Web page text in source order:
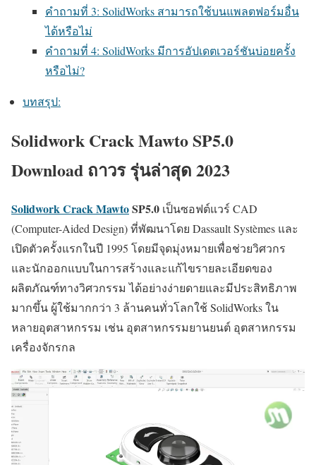
คำถามที่ 3: SolidWorks สามารถใช้บนแพลตฟอร์มอื่น
ได้หรือไม่
คำถามที่ 4: SolidWorks มีการอัปเดตเวอร์ชันบ่อยครั้ง
หรือไม่?
บทสรุป:
Solidwork Crack Mawto SP5.0
Download ถาวร รุ่นล่าสุด 2023
Solidwork Crack MawtoSP5.0 เป็นซอฟต์แวร์ CAD
(Computer-Aided Design) ที่พัฒนาโดย Dassault Systèmes และ
เปิดตัวครั้งแรกในปี 1995 โดยมีจุดมุ่งหมายเพื่อช่วยวิศวกร
และนักออกแบบในการสร้างและแก้ไขรายละเอียดของ
ผลิตภัณฑ์ทางวิศวกรรม ได้อย่างง่ายดายและมีประสิทธิภาพ
มากขึ้น ผู้ใช้มากกว่า 3 ล้านคนทั่วโลกใช้ SolidWorks ใน
หลายอุตสาหกรรม เช่น อุตสาหกรรมยานยนต์ อุตสาหกรรม
เครื่องจักรกล